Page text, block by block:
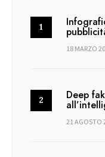
18 MARZO
Deep
21 AGOSTO